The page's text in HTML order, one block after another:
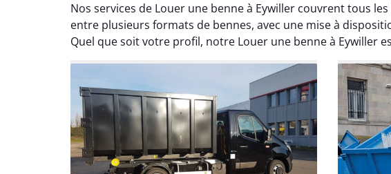
Nos services de Louer une benne à Eywiller couvrent tous
entre plusieurs formats de bennes, avec une mise à
Quel que soit votre profil, notre Louer une benne à Eywiller